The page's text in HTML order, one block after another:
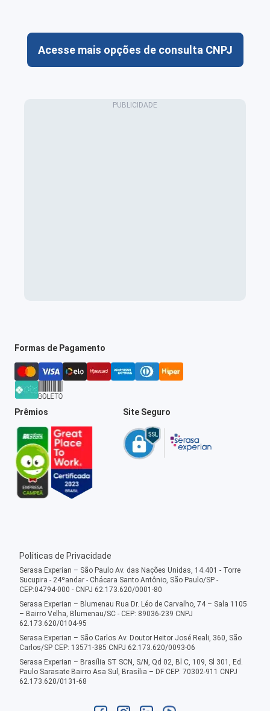
Acesse mais opções de consulta CNPJ
Formas de Pagamento
Prêmios Site Seguro
Políticas de Privacidade
Serasa Experian – São Paulo Av. das Nações Unidas, 14.401 - Torre
Sucupira - 24ºandar - Chácara Santo Antônio, São Paulo/SP -
CEP:04794-000 - CNPJ 62.173.620/0001-80
Serasa Experian – Blumenau Rua Dr. Léo de Carvalho, 74 – Sala 1105
– Bairro Velha, Blumenau/SC - CEP: 89036-239 CNPJ
62.173.620/0104-95
Serasa Experian – São Carlos Av. Doutor Heitor José Reali, 360, São
Carlos/SP CEP: 13571-385 CNPJ 62.173.620/0093-06
Serasa Experian – Brasília ST SCN, S/N, Qd 02, Bl C, 109, Sl 301, Ed.
Paulo Sarasate Bairro Asa Sul, Brasília – DF CEP: 70302-911 CNPJ
62.173.620/0131-68